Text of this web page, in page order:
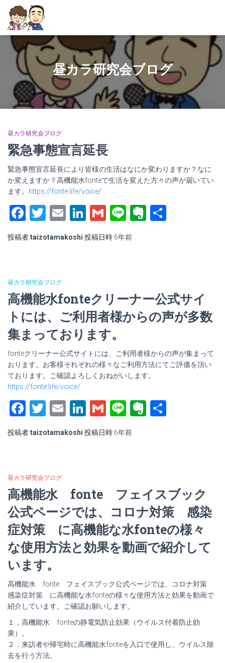
昼カラ研究会ブログ
昼カラ研究会ブログ
緊急事態宣言延長
緊急事態宣言延長により皆様の生活はなにか変わりますか？なに
か変えますか？高機能水fonteで生活を変えた方々の声が届いてい
ます。 https://fonte.life/voice/
Facebook
Twitter
EmailLinkedIn
Gmail
LineEvernote
投稿者:taizotamakoshi 投稿日時:6年前
昼カラ研究会ブログ
高機能水fonteクリーナー公式サイ
トには、ご利用者様からの声が多数
集まっております。
fonteクリーナー公式サイトには、ご利用者様からの声が集まって
おります。お客様それぞれの様々なご利用方法にてご評価を頂い
ております。ご確認よろしくおねがいします。
https://fonte.life/voice/
Facebook
Twitter
EmailLinkedIn
Gmail
LineEvernote
投稿者:taizotamakoshi 投稿日時:6年前
昼カラ研究会ブログ
高機能水 fonte フェイスブック
公式ページでは、コロナ対策 感染
症対策 に高機能な水fonteの様々
な使用方法と効果を動画で紹介して
います。
高機能水 fonte フェイスブック公式ページでは、コロナ対策
感染症対策 に高機能な水fonteの様々な使用方法と効果を動画で
紹介しています。ご確認お願いします。
１，高機能水 fonteの静電気防止効果（ウイルス付着防止効
果）。
２．来訪者や帰宅時に高機能水fonteを入口で使用し、ウイルス除
去を行う方法。